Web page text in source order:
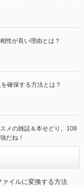
性が良い理由とは？
確保する方法とは？
メの雑誌＆本せどり。108
だね！
イルに変換する方法